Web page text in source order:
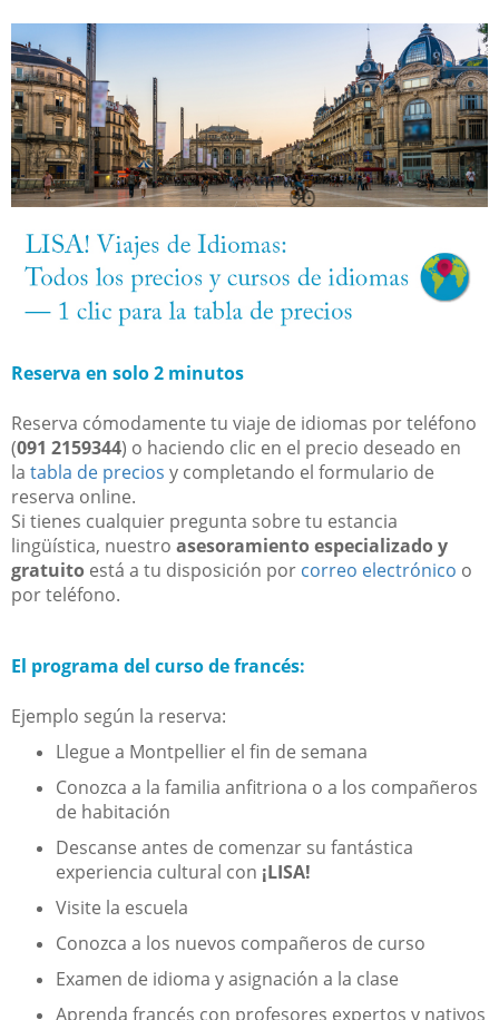
Reserva en solo 2 minutos
Reserva cómodamente tu viaje de idiomas por teléfono
(091 2159344) o haciendo clic en el precio deseado en
la tabla de precios y completando el formulario de
reserva online.
Si tienes cualquier pregunta sobre tu estancia
lingüística, nuestro asesoramiento especializado y
gratuito está a tu disposición por correo electrónico o
por teléfono.
El programa del curso de francés:
Ejemplo según la reserva:
Llegue a Montpellier el fin de semana
Conozca a la familia anfitriona o a los compañeros
de habitación
Descanse antes de comenzar su fantástica
experiencia cultural con ¡LISA!
Visite la escuela
Conozca a los nuevos compañeros de curso
Examen de idioma y asignación a la clase
Aprenda francés con profesores expertos y nativos